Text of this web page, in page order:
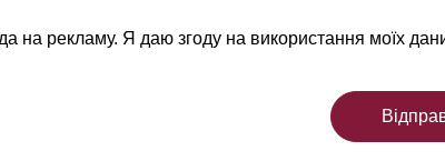
на рекламу. Я даю згоду на використання моїх